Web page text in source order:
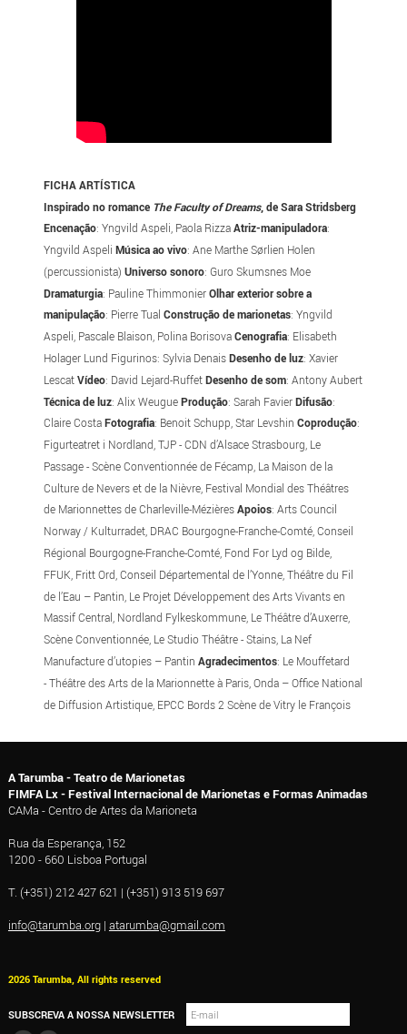
FICHA ARTÍSTICA
Inspirado no romance The Faculty of Dreams, de Sara Stridsberg
Encenação: Yngvild Aspeli, Paola RizzaAtriz-manipuladora:
Yngvild AspeliMúsica ao vivo: Ane Marthe Sørlien Holen
(percussionista)Universo sonoro: Guro Skumsnes Moe
Dramaturgia: Pauline ThimmonierOlhar exterior sobre a
manipulação: Pierre TualConstrução de marionetas: Yngvild
Aspeli, Pascale Blaison, Polina BorisovaCenografia: Elisabeth
Holager Lund Figurinos: Sylvia DenaisDesenho de luz: Xavier
LescatVídeo: David Lejard-RuffetDesenho de som: Antony Aubert
Técnica de luz: Alix WeugueProdução: Sarah FavierDifusão:
Claire CostaFotografia: Benoit Schupp, Star LevshinCoprodução:
Figurteatret i Nordland, TJP - CDN d’Alsace Strasbourg, Le
Passage - Scène Conventionnée de Fécamp, La Maison de la
Culture de Nevers et de la Nièvre, Festival Mondial des Théâtres
de Marionnettes de Charleville-MézièresApoios: Arts Council
Norway / Kulturradet, DRAC Bourgogne-Franche-Comté, Conseil
Régional Bourgogne-Franche-Comté, Fond For Lyd og Bilde,
FFUK, Fritt Ord, Conseil Départemental de l’Yonne, Théâtre du Fil
de l’Eau – Pantin, Le Projet Développement des Arts Vivants en
Massif Central, Nordland Fylkeskommune, Le Théâtre d’Auxerre,
Scène Conventionnée, Le Studio Théâtre - Stains, La Nef
Manufacture d’utopies – PantinAgradecimentos: Le Mouffetard
- Théâtre des Arts de la Marionnette à Paris, Onda – Office National
de Diffusion Artistique, EPCC Bords 2 Scène de Vitry le François
A Tarumba - Teatro de Marionetas
FIMFA Lx - Festival Internacional de Marionetas e Formas Animadas
CAMa - Centro de Artes da Marioneta
Rua da Esperança, 152
1200 - 660 Lisboa Portugal
T. (+351) 212 427 621 | (+351) 913 519 697
info@tarumba.org| atarumba@gmail.com
2026 Tarumba, All rights reserved
SUBSCREVA A NOSSA NEWSLETTER